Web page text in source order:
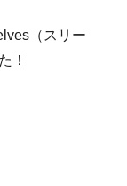
（スリー
！